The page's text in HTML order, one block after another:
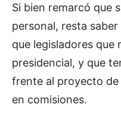
Si bien remarcó que
personal, resta
que legisladores que
presidencial, y que
frente al proyecto
en comisiones.